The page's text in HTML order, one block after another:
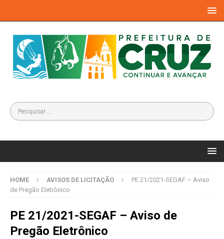
HOME AVISOS DE LICITAÇÃO
PE 21/2021-SEGAF – Aviso
de Pregão Eletrônico
PE 21/2021-SEGAF – Aviso de
Pregão Eletrônico